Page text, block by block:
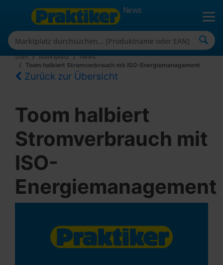
News
Start Marktplatz
News
Toom halbiert Stromverbrauch mit ISO-Energiemanagement
Zurück zur Übersicht
Toom halbiert
Stromverbrauch mit
ISO-
Energiemanagement